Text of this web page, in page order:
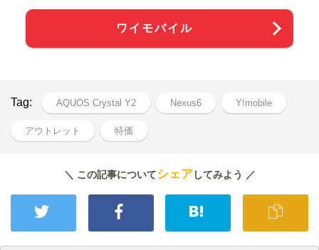
ワイモバイル
Tag: AQUOS Crystal Y2 Nexus6 Y!mobile
アウトレット 特価
＼ この記事についてシェアしてみよう ／